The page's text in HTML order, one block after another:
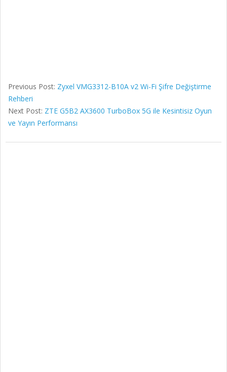
Previous Post: Zyxel VMG3312-B10A v2 Wi-Fi Şifre Değiştirme
Rehberi
Next Post: ZTE G5B2 AX3600 TurboBox 5G ile Kesintisiz Oyun
ve Yayın Performansı